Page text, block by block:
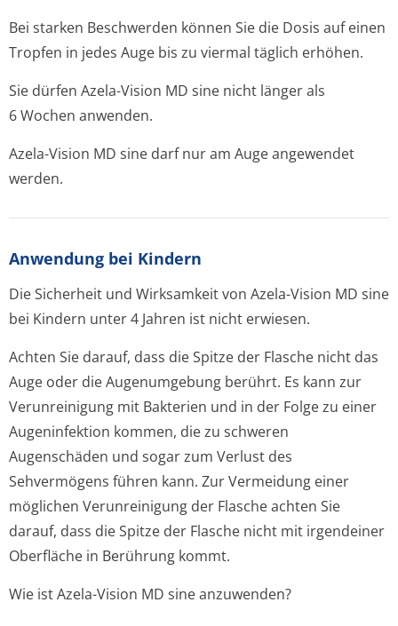
Bei starken Beschwerden können Sie die Dosis auf einen
Tropfen in jedes Auge bis zu viermal täglich erhöhen.
Sie dürfen Azela-Vision MD sine nicht länger als
6 Wochen anwenden.
Azela-Vision MD sine darf nur am Auge angewendet
werden.
Anwendung bei Kindern
Die Sicherheit und Wirksamkeit von Azela-Vision MD sine
bei Kindern unter 4 Jahren ist nicht erwiesen.
Achten Sie darauf, dass die Spitze der Flasche nicht das
Auge oder die Augenumgebung berührt. Es kann zur
Verunreinigung mit Bakterien und in der Folge zu einer
Augeninfektion kommen, die zu schweren
Augenschäden und sogar zum Verlust des
Sehvermögens führen kann. Zur Vermeidung einer
möglichen Verunreinigung der Flasche achten Sie
darauf, dass die Spitze der Flasche nicht mit irgendeiner
Oberfläche in Berührung kommt.
Wie ist Azela-Vision MD sine anzuwenden?